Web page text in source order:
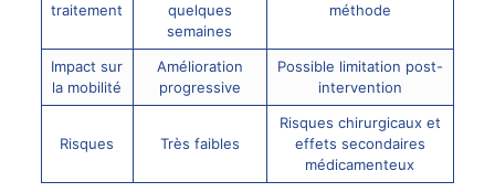
traitement
quelques
semaines
méthode
Impact sur
la mobilité
Amélioration
progressive
Possible limitation post-
intervention
Risques Très faibles
Risques chirurgicaux et
effets secondaires
médicamenteux